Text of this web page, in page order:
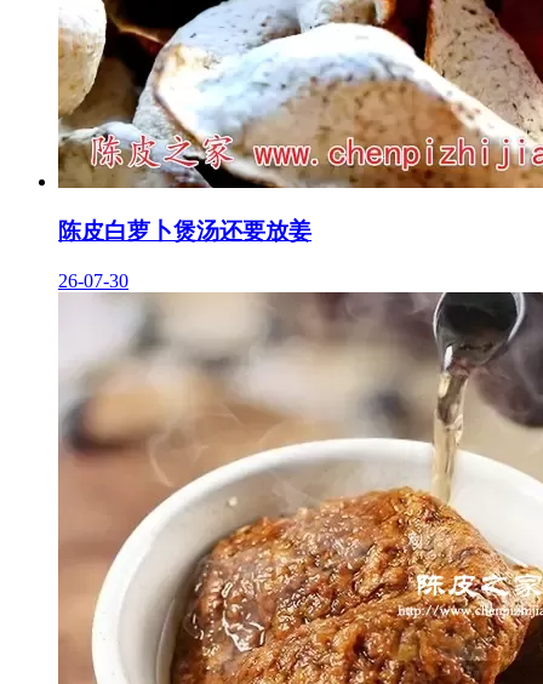
陈皮白萝卜煲汤还要放姜
26-07-30